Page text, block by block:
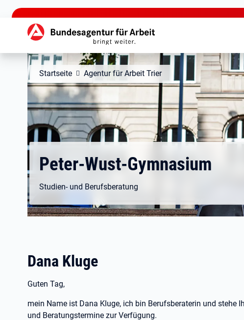
zu den Hauptinhalten springen
Hauptnavigation
Startseite Agentur für Arbeit Trier
Peter-Wust-Gymnasium
Studien- und Berufsberatung
Dana Kluge
Guten Tag,
mein Name ist Dana Kluge, ich bin Berufsberaterin und stehe
und Beratungstermine zur Verfügung.